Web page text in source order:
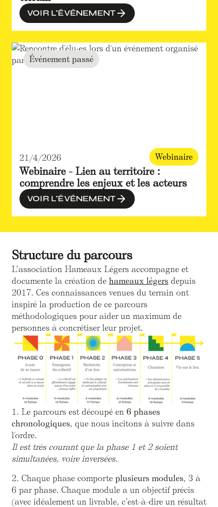
VOIR L'ÉVÉNEMENT
Événement passé
21/4/2026 Webinaire
Webinaire - Lien au territoire :
comprendre les enjeux et les acteurs
VOIR L'ÉVÉNEMENT
Structure du parcours
L’association Hameaux Légers accompagne et
documente la création de hameaux légers depuis
2017. Ces connaissances venues du terrain ont
inspiré la production de ce parcours
méthodologiques pour aider un maximum de
personnes à concrétiser leur projet.
1. Le parcours est découpé en 6 phases
chronologiques, que nous incitons à suivre dans
l'ordre.
Il est très courant que la phase 1 et 2 soient
simultanées, voire inversées.
2. Chaque phase comporte plusieurs modules, 3 à
6 par phase. Chaque module a un objectif précis
(avec idéalement un livrable, c’est-à-dire un résultat